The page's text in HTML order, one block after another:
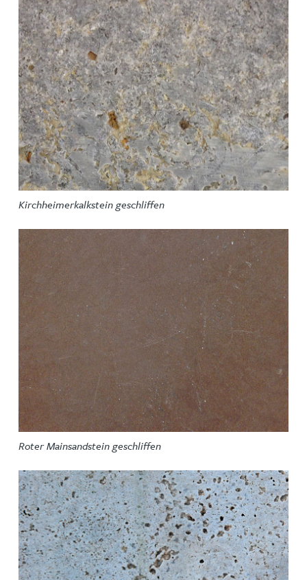
Kirchheimerkalkstein geschliffen
Roter Mainsandstein geschliffen